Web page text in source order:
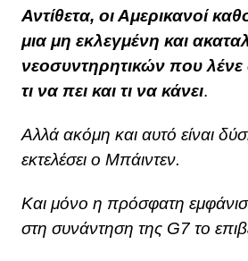
Αντίθετα, οι Αμερικανοί
μια μη εκλεγμένη και
νεοσυντηρητικών που
τι να πει και τι να κάνει.
Αλλά ακόμη και αυτό είναι
εκτελέσει ο Μπάιντεν.
Και μόνο η πρόσφατη
στη συνάντηση της G7 το